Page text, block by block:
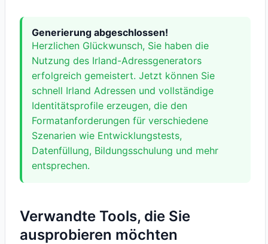
Generierung abgeschlossen!
Herzlichen Glückwunsch, Sie haben die
Nutzung des Irland-Adressgenerators
erfolgreich gemeistert. Jetzt können Sie
schnell Irland Adressen und vollständige
Identitätsprofile erzeugen, die den
Formatanforderungen für verschiedene
Szenarien wie Entwicklungstests,
Datenfüllung, Bildungsschulung und mehr
entsprechen.
Verwandte Tools, die Sie
ausprobieren möchten